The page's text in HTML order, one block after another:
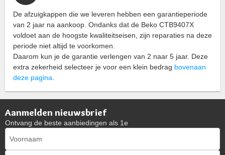
De afzuigkappen die we leveren hebben een garantieperiode
van 2 jaar na aankoop. Ondanks dat de Beko CTB9407X
voldoet aan de hoogste kwaliteitseisen, zijn reparaties na deze
periode niet altijd te voorkomen.
Daarom kun je de garantie verlengen van 2 naar 5 jaar. Deze
extra zekerheid selecteer je voor een klein bedrag bovenaan
deze pagina
Aanmelden nieuwsbrief
Ontvang de beste aanbiedingen als 1e